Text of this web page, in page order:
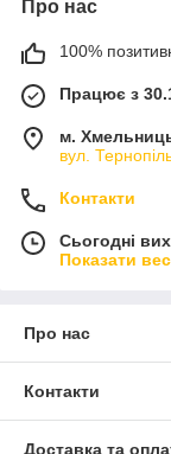
Про нас
100%
Працює з
м.
вул.
Контакти
Сьогодні
Показати
Про нас
Контакти
Доставка та